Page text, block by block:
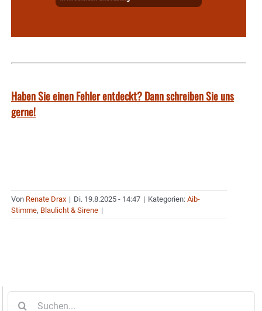
Haben Sie einen Fehler entdeckt? Dann schreiben Sie uns
gerne!
Von Renate Drax | Di. 19.8.2025 - 14:47 | Kategorien: Aib-
Stimme, Blaulicht & Sirene |